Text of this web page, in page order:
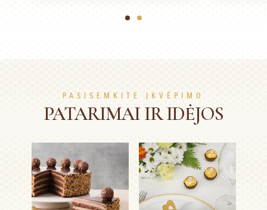
1 2
PASISEMKITE ĮKVĖPIMO
PATARIMAI IR IDĖJOS